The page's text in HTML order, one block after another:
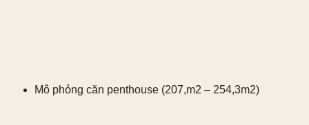
Mô phỏng căn penthouse (207,m2 – 254,3m2)